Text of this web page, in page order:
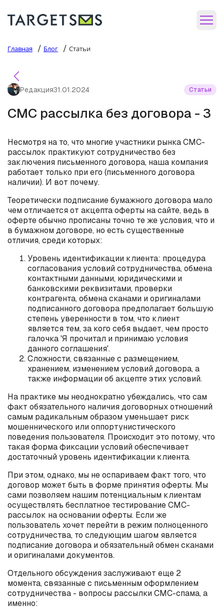
Главная / Блог / Статьи
Редакция31.01.2024 Статьи
СМС рассылка без договора - 3
Несмотря на то, что многие участники рынка СМС-
рассылок практикуют сотрудничество без
заключения письменного договора, наша компания
работает только при его (письменного договора
наличии). И вот почему.
Теоретически подписание бумажного договора мало
чем отличается от акцепта оферты на сайте, ведь в
оферте обычно прописаны точно те же условия, что и
в бумажном договоре, но есть существенные
отличия, среди которых:
Уровень идентификации клиента: процедура
согласования условий сотрудничества, обмена
контактными данными, юридическими и
банковскими реквизитами, проверки
контрагента, обмена сканами и оригиналами
подписанного договора предполагает большую
степень уверенности в том, что клиент
является тем, за кого себя выдает, чем просто
галочка 'Я прочитал и принимаю условия
данного соглашения'.
Сложности, связанные с размещением,
хранением, изменением условий договора, а
также информации об акцепте этих условий.
На практике мы неоднократно убеждались, что сам
факт обязательного наличия договорных отношений
самым радикальным образом уменьшает риск
мошеннического или оппортунистического
поведения пользователя. Происходит это потому, что
такая форма фиксации условий обеспечивает
достаточный уровень идентификации клиента.
При этом, однако, мы не оспариваем факт того, что
договор может быть в форме принятия оферты. Мы
сами позволяем нашим потенциальным клиентам
осуществлять бесплатное тестирование СМС-
рассылок на основании оферты. Если же
пользователь хочет перейти в режим полноценного
сотрудничества, то следующим шагом является
подписание договора и обязательный обмен сканами
и оригиналами документов.
Отдельного обсуждения заслуживают еще 2
момента, связанные с письменным оформлением
сотрудничества - вопросы рассылки СМС-спама, а
именно: